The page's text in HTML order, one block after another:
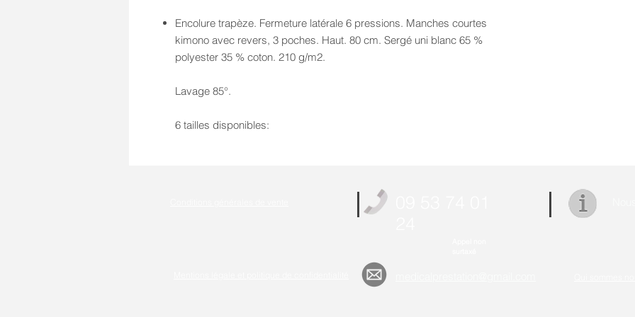
Encolure trapèze. Fermeture latérale 6 pressions. Manches courtes
kimono avec revers, 3 poches. Haut. 80 cm. Sergé uni blanc 65 %
polyester 35 % coton. 210 g/m2.
Lavage 85°.
6 tailles disponibles: